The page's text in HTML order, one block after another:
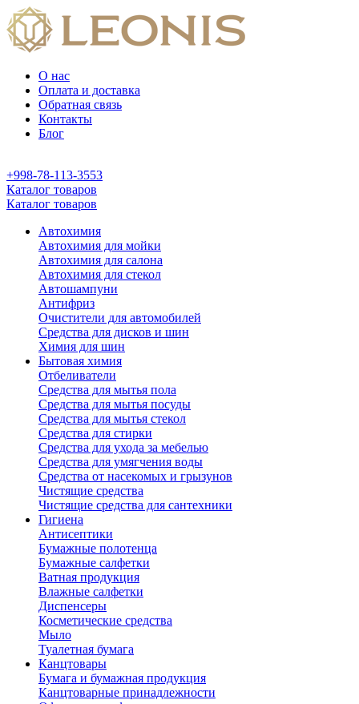
О нас
Оплата и доставка
Обратная связь
Контакты
Блог
+998-78-113-3553
Каталог товаров
Каталог товаров
Автохимия
Автохимия для мойки
Автохимия для салона
Автохимия для стекол
Автошампуни
Антифриз
Очистители для автомобилей
Средства для дисков и шин
Химия для шин
Бытовая химия
Отбеливатели
Средства для мытья пола
Средства для мытья посуды
Средства для мытья стекол
Средства для стирки
Средства для ухода за мебелью
Средства для умягчения воды
Средства от насекомых и грызунов
Чистящие средства
Чистящие средства для сантехники
Гигиена
Антисептики
Бумажные полотенца
Бумажные салфетки
Ватная продукция
Влажные салфетки
Диспенсеры
Косметические средства
Мыло
Туалетная бумага
Канцтовары
Бумага и бумажная продукция
Канцтоварные принадлежности